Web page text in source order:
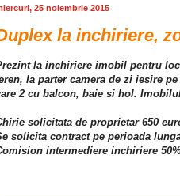
25 noiembrie 2015
la inchiriere,
la inchiriere imobil pentru
la parter camera de zi iesire
2 cu balcon, baie si hol.
solicitata de proprietar 650
solicita contract pe perioada
intermediere inchiriere